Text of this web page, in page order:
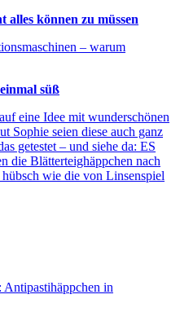
können zu müssen
– warum
süß
eine Idee mit wunderschönen
Sophie seien diese auch ganz
getestet – und siehe da: ES
die Blätterteighäppchen nach
wie die von Linsenspiel
in